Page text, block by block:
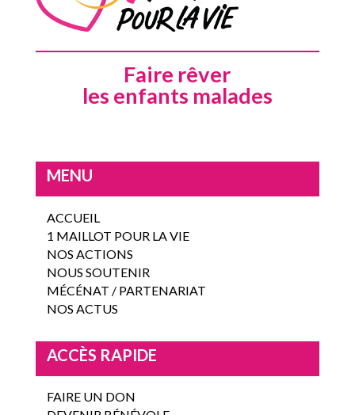
Faire rêver
les enfants malades
MENU
ACCUEIL
1 MAILLOT POUR LA VIE
NOS ACTIONS
NOUS SOUTENIR
MÉCÉNAT / PARTENARIAT
NOS ACTUS
ACCÈS RAPIDE
FAIRE UN DON